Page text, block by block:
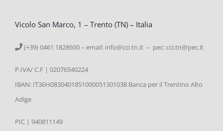
Vicolo San Marco, 1 – Trento (TN) – Italia
(+39) 0461 1828600 – email: info@cci.tn.it – pec: cci.tn@pec.it
P.IVA/ C.F | 02076540224
IBAN: IT36H0830401851000051301038 Banca per il Trentino Alto
Adige
PIC | 940811149